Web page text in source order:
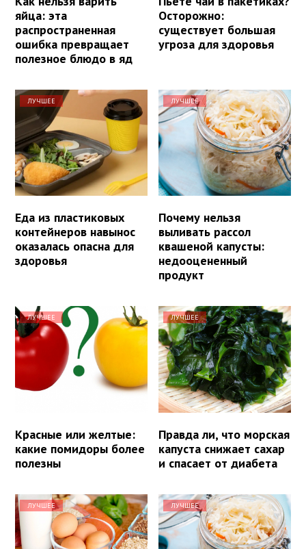
яйца: эта
распространенная
ошибка превращает
полезное блюдо в яд
Осторожно:
существует большая
угроза для здоровья
ЛУЧШЕЕ
Еда из пластиковых
контейнеров навынос
оказалась опасна для
здоровья
ЛУЧШЕЕ
Почему нельзя
выливать рассол
квашеной капусты:
недооцененный
продукт
ЛУЧШЕЕ
Красные или желтые:
какие помидоры более
полезны
ЛУЧШЕЕ
Правда ли, что морская
капуста снижает сахар
и спасает от диабета
ЛУЧШЕЕ ЛУЧШЕЕ